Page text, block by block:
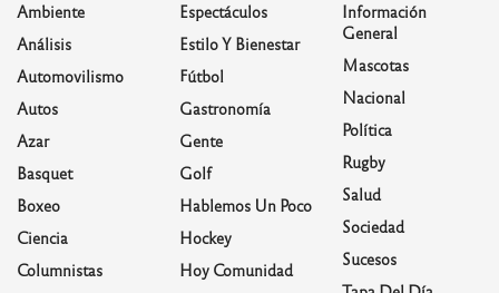
Ambiente
Análisis
Automovilismo
Autos
Azar
Basquet
Boxeo
Ciencia
Columnistas
Espectáculos
Estilo Y Bienestar
Fútbol
Gastronomía
Gente
Golf
Hablemos Un Poco
Hockey
Hoy Comunidad
Información
General
Mascotas
Nacional
Política
Rugby
Salud
Sociedad
Sucesos